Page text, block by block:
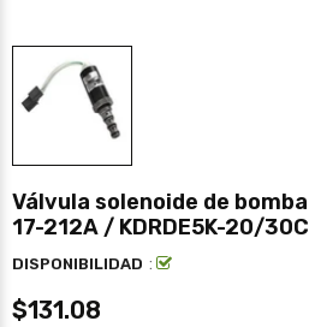
Válvula solenoide de
17-212A / KDRDE5K-20/
DISPONIBILIDAD :
$131.08